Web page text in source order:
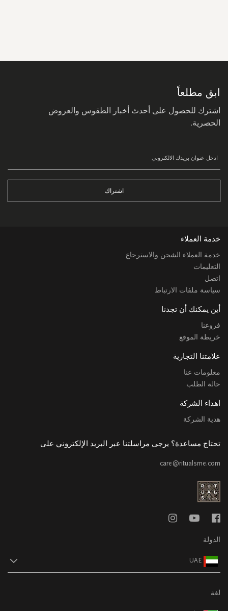
ابق مطلعاً
اشترك للحصول على أحدث أخبار الطقوس والعروض
الحصرية.
اشتراك
خدمة العملاء
خدمة العملاء الشحن والاسترجاع
التعليمات
اتصل
سياسة ملفات الارتباط
أين يمكنك أن تجدنا
فروعنا
خريطة الموقع
علامتنا التجارية
معلومات عنا
حالة الطلب
اهداء الشركة
هدية الشركة
تحتاج مساعدة؟ يرجى مراسلتنا عبر البريد الإلكتروني على
care@ritualsme.com
الدولة
UAE
لغة